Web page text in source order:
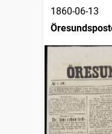
1860-06-13